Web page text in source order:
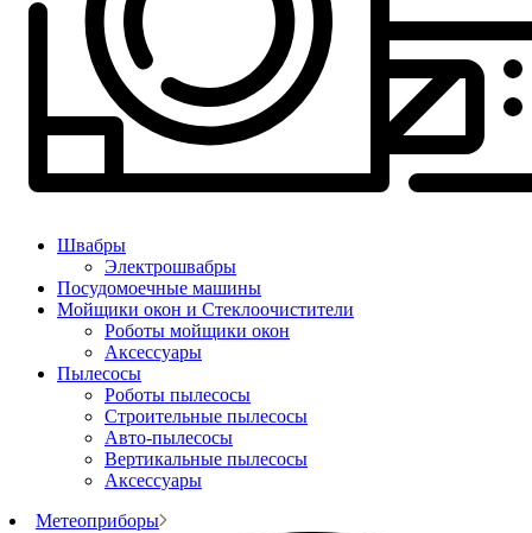
Швабры
Электрошвабры
Посудомоечные машины
Мойщики окон и Стеклоочистители
Роботы мойщики окон
Аксессуары
Пылесосы
Роботы пылесосы
Строительные пылесосы
Авто-пылесосы
Вертикальные пылесосы
Аксессуары
Метеоприборы